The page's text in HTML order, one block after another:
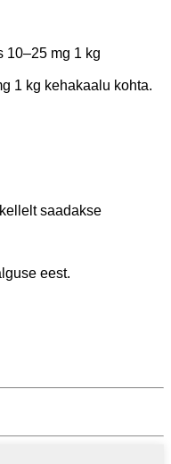
10–25 mg 1 kg
1 kg kehakaalu kohta.
saadakse
eest.